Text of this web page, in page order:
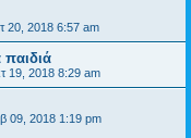
20, 2018 6:57 am
παιδιά
19, 2018 8:29 am
09, 2018 1:19 pm